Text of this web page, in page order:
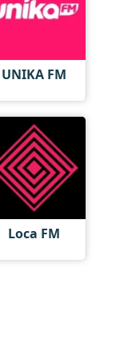
UNIKA FM
Loca FM